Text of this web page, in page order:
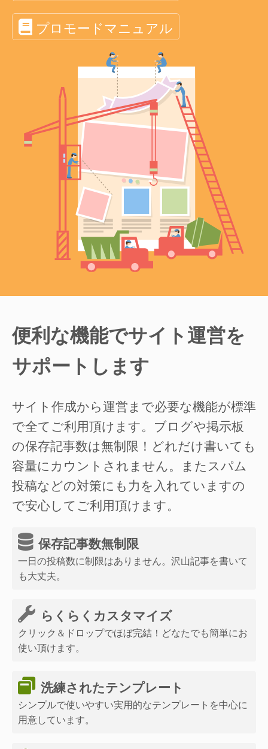
プロモードマニュアル
便利な機能でサイト運営を
サポートします
サイト作成から運営まで必要な機能が標準
で全てご利用頂けます。ブログや掲示板
の保存記事数は無制限！どれだけ書いても
容量にカウントされません。またスパム
投稿などの対策にも力を入れていますの
で安心してご利用頂けます。
保存記事数無制限
一日の投稿数に制限はありません。沢山記事を書いて
も大丈夫。
らくらくカスタマイズ
クリック＆ドロップでほぼ完結！どなたでも簡単にお
使い頂けます。
洗練されたテンプレート
シンプルで使いやすい実用的なテンプレートを中心に
用意しています。